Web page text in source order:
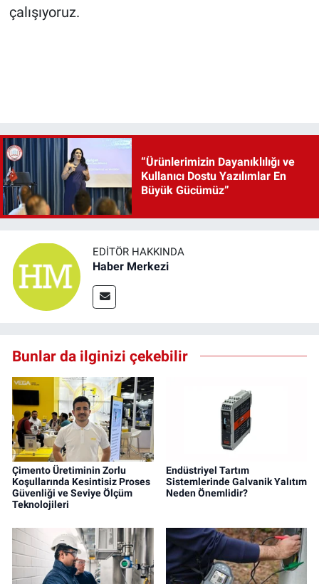
çalışıyoruz.
“Ürünlerimizin Dayanıklılığı ve
Kullanıcı Dostu Yazılımlar En
Büyük Gücümüz”
EDITÖR HAKKINDA
Haber Merkezi
Bunlar da ilginizi çekebilir
Çimento Üretiminin Zorlu
Koşullarında Kesintisiz Proses
Güvenliği ve Seviye Ölçüm
Teknolojileri
Endüstriyel Tartım
Sistemlerinde Galvanik Yalıtım
Neden Önemlidir?